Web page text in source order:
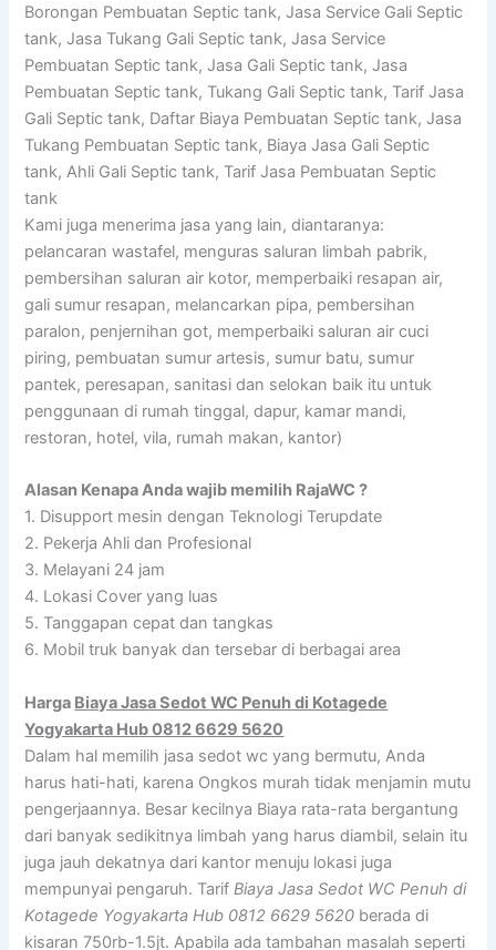
Borongan Pembuatan Septic tank, Jasa Service Gali Septic
tank, Jasa Tukang Gali Septic tank, Jasa Service
Pembuatan Septic tank, Jasa Gali Septic tank, Jasa
Pembuatan Septic tank, Tukang Gali Septic tank, Tarif Jasa
Gali Septic tank, Daftar Biaya Pembuatan Septic tank, Jasa
Tukang Pembuatan Septic tank, Biaya Jasa Gali Septic
tank, Ahli Gali Septic tank, Tarif Jasa Pembuatan Septic
tank
Kami juga menerima jasa yang lain, diantaranya:
pelancaran wastafel, menguras saluran limbah pabrik,
pembersihan saluran air kotor, memperbaiki resapan air,
gali sumur resapan, melancarkan pipa, pembersihan
paralon, penjernihan got, memperbaiki saluran air cuci
piring, pembuatan sumur artesis, sumur batu, sumur
pantek, peresapan, sanitasi dan selokan baik itu untuk
penggunaan di rumah tinggal, dapur, kamar mandi,
restoran, hotel, vila, rumah makan, kantor)
Alasan Kenapa Anda wajib memilih RajaWC ?
1. Disupport mesin dengan Teknologi Terupdate
2. Pekerja Ahli dan Profesional
3. Melayani 24 jam
4. Lokasi Cover yang luas
5. Tanggapan cepat dan tangkas
6. Mobil truk banyak dan tersebar di berbagai area
Harga Biaya Jasa Sedot WC Penuh di Kotagede
Yogyakarta Hub 0812 6629 5620
Dalam hal memilih jasa sedot wc yang bermutu, Anda
harus hati-hati, karena Ongkos murah tidak menjamin mutu
pengerjaannya. Besar kecilnya Biaya rata-rata bergantung
dari banyak sedikitnya limbah yang harus diambil, selain itu
juga jauh dekatnya dari kantor menuju lokasi juga
mempunyai pengaruh. TarifBiaya Jasa Sedot WC Penuh di
Kotagede Yogyakarta Hub 0812 6629 5620 berada di
kisaran 750rb-1.5jt. Apabila ada tambahan masalah seperti